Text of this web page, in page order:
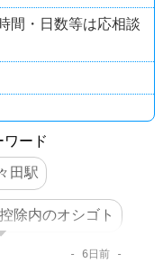
・日数等は応相談
ワード
田駅
除内のオシゴト
6日前